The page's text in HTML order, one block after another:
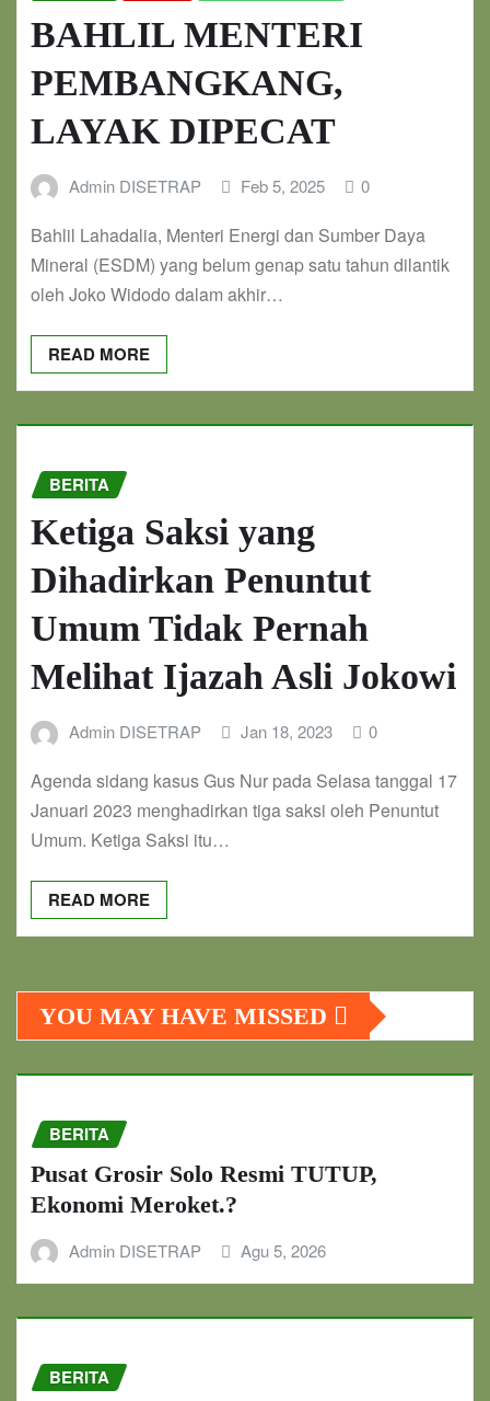
BAHLIL MENTERI
PEMBANGKANG,
LAYAK DIPECAT
Admin DISETRAP Feb 5, 2025 0
Bahlil Lahadalia, Menteri Energi dan Sumber Daya
Mineral (ESDM) yang belum genap satu tahun dilantik
oleh Joko Widodo dalam akhir…
READ MORE
BERITA
Ketiga Saksi yang
Dihadirkan Penuntut
Umum Tidak Pernah
Melihat Ijazah Asli Jokowi
Admin DISETRAP Jan 18, 2023 0
Agenda sidang kasus Gus Nur pada Selasa tanggal 17
Januari 2023 menghadirkan tiga saksi oleh Penuntut
Umum. Ketiga Saksi itu…
READ MORE
YOU MAY HAVE MISSED
BERITA
Pusat Grosir Solo Resmi TUTUP,
Ekonomi Meroket.?
Admin DISETRAP Agu 5, 2026
BERITA